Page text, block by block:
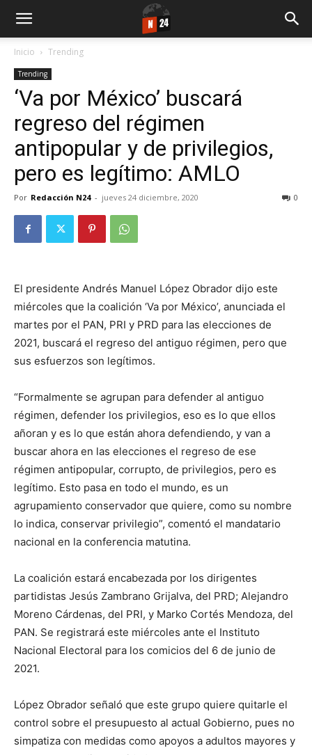
Inicio Trending
Trending
‘Va por México’ buscará
regreso del régimen
antipopular y de privilegios,
pero es legítimo: AMLO
Por Redacción N24 - jueves 24 diciembre, 2020 0
El presidente Andrés Manuel López Obrador dijo este
miércoles que la coalición ‘Va por México’, anunciada el
martes por el PAN, PRI y PRD para las elecciones de
2021, buscará el regreso del antiguo régimen, pero que
sus esfuerzos son legítimos.
“Formalmente se agrupan para defender al antiguo
régimen, defender los privilegios, eso es lo que ellos
añoran y es lo que están ahora defendiendo, y van a
buscar ahora en las elecciones el regreso de ese
régimen antipopular, corrupto, de privilegios, pero es
legítimo. Esto pasa en todo el mundo, es un
agrupamiento conservador que quiere, como su nombre
lo indica, conservar privilegio”, comentó el mandatario
nacional en la conferencia matutina.
La coalición estará encabezada por los dirigentes
partidistas Jesús Zambrano Grijalva, del PRD; Alejandro
Moreno Cárdenas, del PRI, y Marko Cortés Mendoza, del
PAN. Se registrará este miércoles ante el Instituto
Nacional Electoral para los comicios del 6 de junio de
2021.
López Obrador señaló que este grupo quiere quitarle el
control sobre el presupuesto al actual Gobierno, pues no
simpatiza con medidas como apoyos a adultos mayores y